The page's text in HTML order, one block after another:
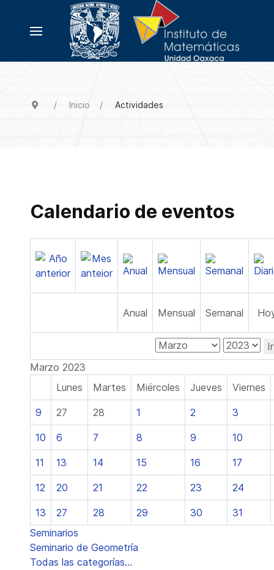
Inicio Actividades
Calendario de eventos
Anual Mensual Semanal
Marzo 2023
Lunes
Martes Miércoles Jueves Viernes
9 27 28 1 2 3
10 6 7 8 9 10
11 13 14 15 16 17
12 20 21 22 23 24
13 27 28 29 30
31
Seminarios
Seminario de Geometría
Todas las categorías...